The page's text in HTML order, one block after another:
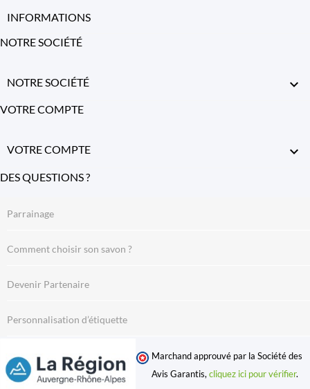
INFORMATIONS
NOTRE SOCIÉTÉ
NOTRE SOCIÉTÉ 
VOTRE COMPTE
VOTRE COMPTE 
DES QUESTIONS ?
Parrainage
Comment choisir son savon ?
Devenir Partenaire
Personnalisation d’étiquette
Marchand approuvé par la Société des
Avis Garantis, cliquez ici pour vérifier.